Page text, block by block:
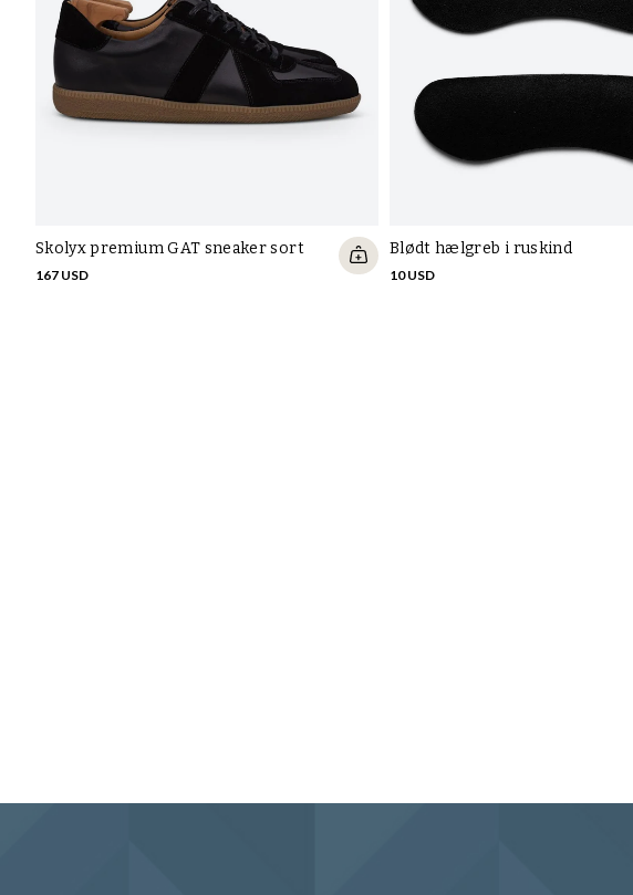
Skolyx premium GAT sneaker sort
167 USD
Blødt hælgreb i ruskind
10 USD